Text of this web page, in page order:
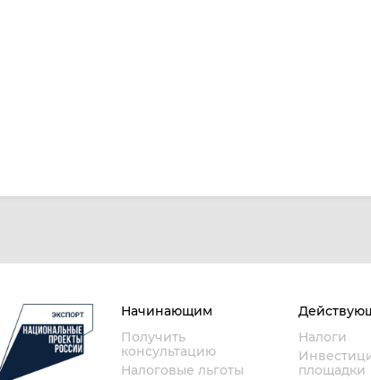
Начинающим
Получить
консультацию
Налоговые льготы
Налоги
площадки